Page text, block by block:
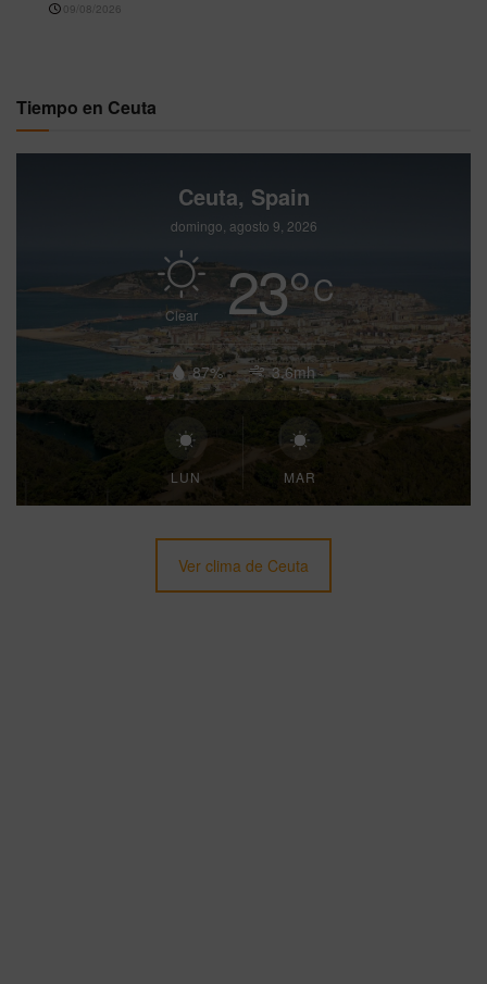
09/08/2026
Tiempo en Ceuta
Ceuta, Spain
domingo, agosto 9, 2026
Clear 23°C
87% 3.6mh
LUN MAR
Ver clima de Ceuta